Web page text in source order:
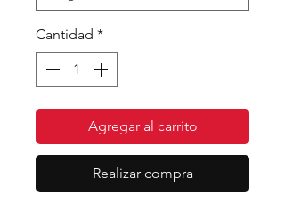
Cantidad *
Agregar al carrito
Realizar compra